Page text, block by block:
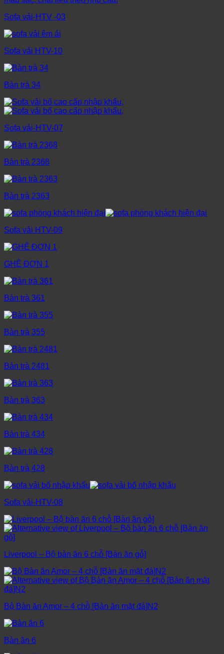
Sofa vải-HTV -03
Sofa vải HTV-10
Bàn trà 34
Sofa vải-HTV-07
Bàn trà 2368
Bàn trà 2363
Sofa vải HTV-09
GHẾ ĐƠN 1
Bàn trà 361
Bàn trà 355
Bàn trà 2481
Bàn trà 363
Bàn trà 434
Bàn trà 428
Sofa vải-HTV-08
Liverpool – Bộ bàn ăn 6 chỗ [Bàn ăn gỗ]
Bộ Bàn ăn Amor – 4 chỗ [Bàn ăn mặt đá]N2
Bàn ăn 6